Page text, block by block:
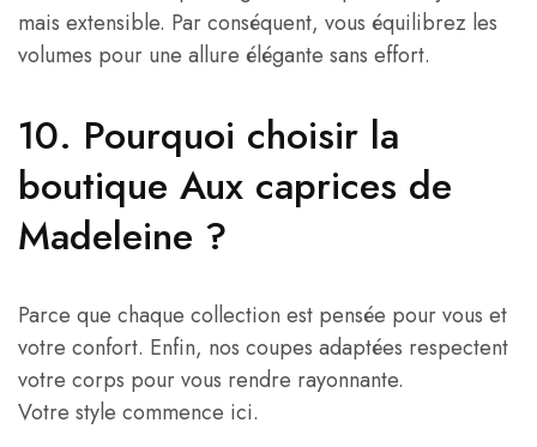
mais extensible. Par conséquent, vous équilibrez les
volumes pour une allure élégante sans effort.
10. Pourquoi choisir la
boutique Aux caprices de
Madeleine ?
Parce que chaque collection est pensée pour vous et
votre confort. Enfin, nos coupes adaptées respectent
votre corps pour vous rendre rayonnante.
Votre style commence ici.